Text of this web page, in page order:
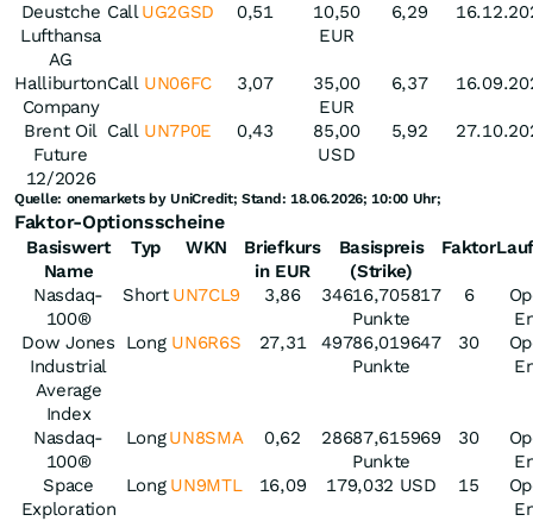
Deustche
Lufthansa
AG
CallUG2GSD 0,51
10,50
EUR
6,29
Halliburton
Company
Call UN06FC 3,07
35,00
EUR
6,37
Brent Oil
Future
12/2026
Call UN7P0E 0,43
85,00
USD
5,92
Quelle: onemarkets by UniCredit; Stand: 18.06.2026; 10:00 Uhr;
Faktor-Optionsscheine
Basiswert
Name
Typ WKN
Briefkurs
in EUR
Basispreis
(Strike)
Faktor
Nasdaq-
100®
Short UN7CL9 3,86
34616,705817
Punkte
6
Dow Jones
Industrial
Average
Index
Long UN6R6S 27,31
49786,019647
Punkte
30
Nasdaq-
100®
LongUN8SMA 0,62
28687,615969
Punkte
30
Space
Exploration
Long UN9MTL 16,09 179,032 USD 15